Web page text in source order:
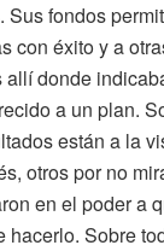
Sus fondos
con éxito y a
allí donde
a un plan.
están a la
otros por no
en el poder a
hacerlo. Sobre